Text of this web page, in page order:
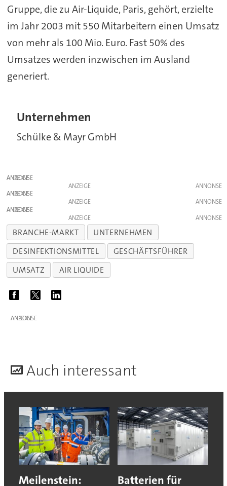
Gruppe, die zu Air-Liquide, Paris, gehört, erzielte
im Jahr 2003 mit 550 Mitarbeitern einen Umsatz
von mehr als 100 Mio. Euro. Fast 50% des
Umsatzes werden inzwischen im Ausland
generiert.
Unternehmen
Schülke & Mayr GmbH
ANZEIGE
ANZEIGE
ANZEIGE
ANZEIGE
ANZEIGE
ANZEIGE
BRANCHE-MARKT
UNTERNEHMEN
DESINFEKTIONSMITTEL
GESCHÄFTSFÜHRER
UMSATZ
AIR LIQUIDE
ANZEIGE
Auch interessant
Meilenstein:
Batterien für